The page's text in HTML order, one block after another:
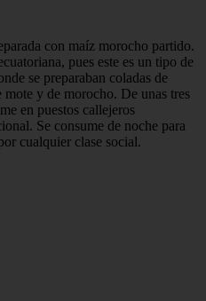
con maíz morocho partido.
pues este es un tipo de
se preparaban coladas de
mote y de morocho. De unas tres
en puestos callejeros
Se consume de noche para
cualquier clase social.